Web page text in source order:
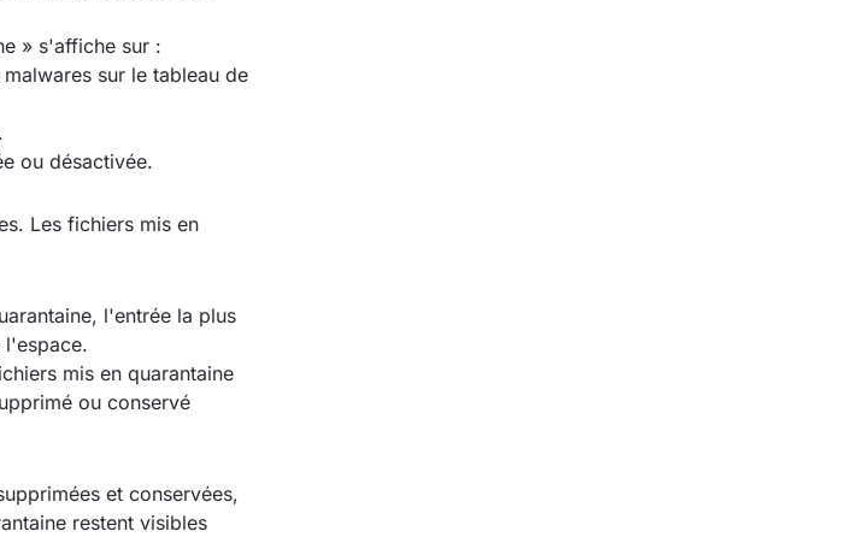
» s'affiche sur :
sur le tableau de
ou désactivée.
Les fichiers mis en
l'entrée la plus
l'espace.
mis en quarantaine
ou conservé
et conservées,
restent visibles